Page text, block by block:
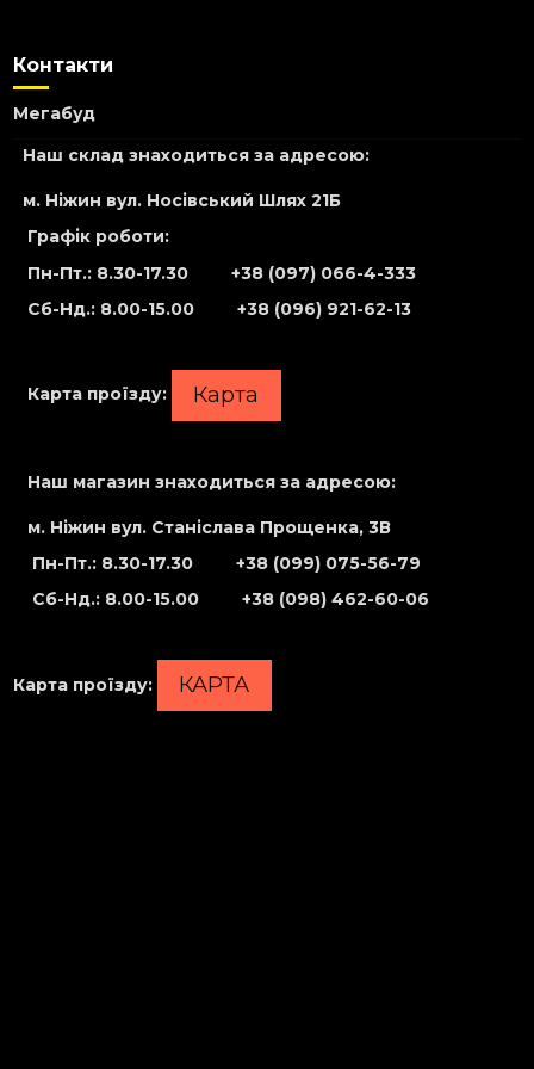
Контакти
Мегабуд
Наш склад знаходиться за адресою:
м. Ніжин вул. Носівський Шлях 21Б
Графік роботи:
Пн-Пт.: 8.30-17.30 +38 (097) 066-4-333
Сб-Нд.: 8.00-15.00 +38 (096) 921-62-13
Карта проїзду: Карта
Наш магазин знаходиться за адресою:
м. Ніжин вул. Станіслава Прощенка, 3В
Пн-Пт.: 8.30-17.30 +38 (099) 075-56-79
Сб-Нд.: 8.00-15.00 +38 (098) 462-60-06
Карта проїзду: КАРТА